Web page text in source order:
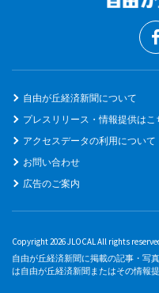
自由が丘経済新聞について
プレスリリース・情報提供はこ
アクセスデータの利用について
お問い合わせ
広告のご案内
Copyright 2026 JLOCAL All rights
自由が丘経済新聞に掲載の記事・写
は自由が丘経済新聞またはその情報